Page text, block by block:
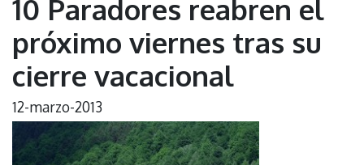
10 Paradores reabren el
próximo viernes tras su
cierre vacacional
12-marzo-2013